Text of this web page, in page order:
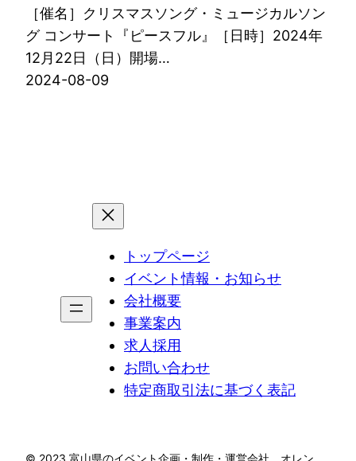
［催名］クリスマスソング・ミュージカルソン
グ コンサート『ピースフル』［日時］2024年
12月22日（日）開場…
2024-08-09
トップページ
イベント情報・お知らせ
会社概要
事業案内
求人採用
お問い合わせ
特定商取引法に基づく表記
©︎ 2023 富山県のイベント企画・制作・運営会社 オレン